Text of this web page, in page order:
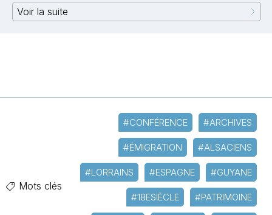
Voir la suite
Mots clés
#CONFÉRENCE #ARCHIVES
#ÉMIGRATION #ALSACIENS
#LORRAINS #ESPAGNE #GUYANE
#18ESIÈCLE #PATRIMOINE